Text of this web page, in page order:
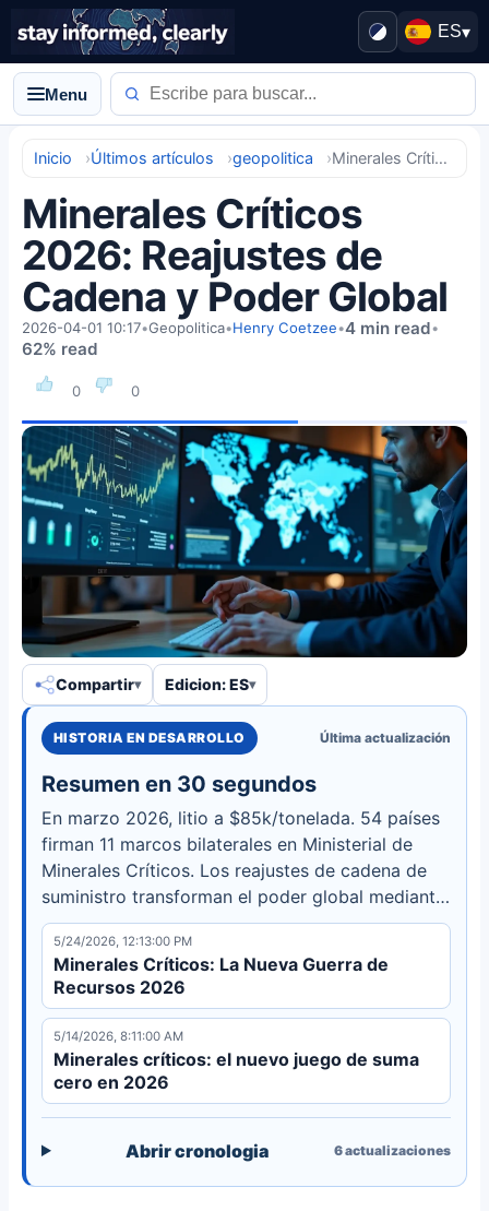
ES▾
Menu
Inicio Últimos artículos geopolitica Minerales Críticos 2026: Reajustes de Cadena y Poder Global
Minerales Críticos
2026: Reajustes de
Cadena y Poder Global
0 0
2026-04-01 10:17•Geopolitica•Henry Coetzee•4 min read•
62% read
Compartir Edicion: ES
HISTORIA EN DESARROLLO Última actualización
Resumen en 30 segundos
En marzo 2026, litio a $85k/tonelada. 54 países
firman 11 marcos bilaterales en Ministerial de
Minerales Críticos. Los reajustes de cadena de
suministro transforman el poder global mediante
baterías LFP, integración vertical y reciclaje del
95%.
5/24/2026, 12:13:00 PM
Minerales Críticos: La Nueva Guerra de
Recursos 2026
5/14/2026, 8:11:00 AM
Minerales críticos: el nuevo juego de suma
cero en 2026
Abrir cronologia 6actualizaciones